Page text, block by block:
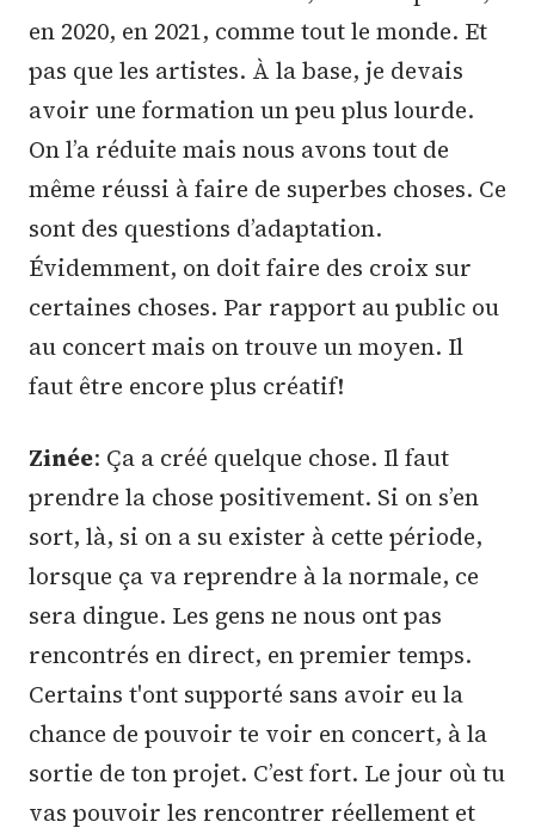
en 2020, en 2021, comme tout le monde. Et
pas que les artistes. À la base, je devais
avoir une formation un peu plus lourde.
On l’a réduite mais nous avons tout de
même réussi à faire de superbes choses. Ce
sont des questions d’adaptation.
Évidemment, on doit faire des croix sur
certaines choses. Par rapport au public ou
au concert mais on trouve un moyen. Il
faut être encore plus créatif!
Zinée: Ça a créé quelque chose. Il faut
prendre la chose positivement. Si on s’en
sort, là, si on a su exister à cette période,
lorsque ça va reprendre à la normale, ce
sera dingue. Les gens ne nous ont pas
rencontrés en direct, en premier temps.
Certains t'ont supporté sans avoir eu la
chance de pouvoir te voir en concert, à la
sortie de ton projet. C’est fort. Le jour où tu
vas pouvoir les rencontrer réellement et